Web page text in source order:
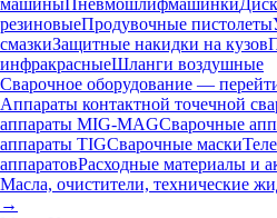
машиныПневмошлифмашинки
резиновыеПродувочные пистолеты
смазкиЗащитные накидки на кузов
инфракрасныеШланги воздушные
Сварочное оборудование —
Аппараты контактной точечной
аппараты MIG-MAGСварочные
аппараты TIGСварочные маски
аппаратовРасходные материалы и
Масла, очистители, технические
→